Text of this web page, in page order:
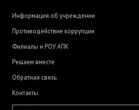
Информация об учреждении
Противодействие коррупции
Филиалы и РОУ АПК
Решаем вместе
Обратная связь
Контакты